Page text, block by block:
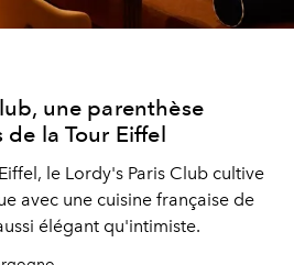
une parenthèse
la Tour Eiffel
le Lordy's Paris Club cultive
avec une cuisine française de
élégant qu'intimiste.